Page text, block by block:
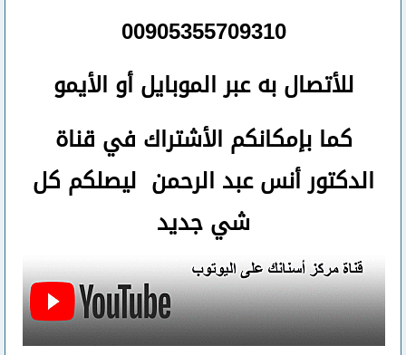
00905355709310
للأتصالبه عبر الموبايل أو الأيمو
كما بإمكانكم الأشتراك في قناة
الدكتور أنس عبد الرحمن ليصلكم كل
شي جديد